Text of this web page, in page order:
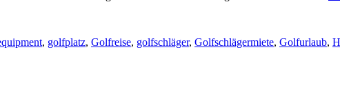
, golfplatz, Golfreise, golfschläger, Golfschlägermiete, Golfurlaub,